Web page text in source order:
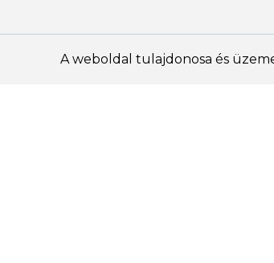
A weboldal tulajdonosa és